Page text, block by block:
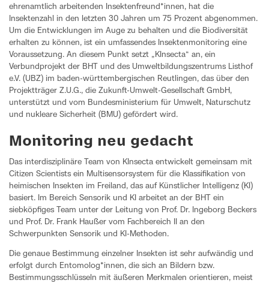
ehrenamtlich arbeitenden Insektenfreund*innen, hat die
Insektenzahl in den letzten 30 Jahren um 75 Prozent abgenommen.
Um die Entwicklungen im Auge zu behalten und die Biodiversität
erhalten zu können, ist ein umfassendes Insektenmonitoring eine
Voraussetzung. An diesem Punkt setzt „KInsecta“ an, ein
Verbundprojekt der BHT und des Umweltbildungszentrums Listhof
e.V. (UBZ) im baden-württembergischen Reutlingen, das über den
Projektträger Z.U.G., die Zukunft-Umwelt-Gesellschaft GmbH,
unterstützt und vom Bundesministerium für Umwelt, Naturschutz
und nukleare Sicherheit (BMU) gefördert wird.
Monitoring neu gedacht
Das interdisziplinäre Team von KInsecta entwickelt gemeinsam mit
Citizen Scientists ein Multisensorsystem für die Klassifikation von
heimischen Insekten im Freiland, das auf Künstlicher Intelligenz (KI)
basiert. Im Bereich Sensorik und KI arbeitet an der BHT ein
siebköpfiges Team unter der Leitung von Prof. Dr. Ingeborg Beckers
und Prof. Dr. Frank Haußer vom Fachbereich II an den
Schwerpunkten Sensorik und KI-Methoden.
Die genaue Bestimmung einzelner Insekten ist sehr aufwändig und
erfolgt durch Entomolog*innen, die sich an Bildern bzw.
Bestimmungsschlüsseln mit äußeren Merkmalen orientieren, meist